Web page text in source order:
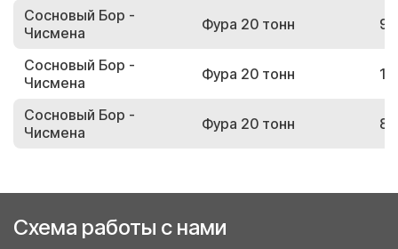
Сосновый Бор -
Чисмена
Фура 20 тонн
Сосновый Бор -
Чисмена
Фура 20 тонн
Сосновый Бор -
Чисмена
Фура 20 тонн
Схема работы с нами